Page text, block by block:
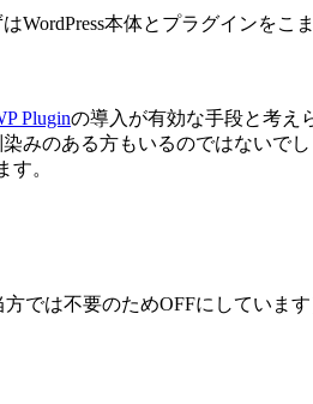
本体とプラグインを
Pluginの導入が有効な手段と考え
みのある方もいるのではないでし
す。
では不要のためOFFにしています